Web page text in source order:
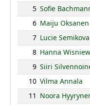
5 Sofie
6 Maiju Oksanen
7 Lucie Semikova
8 Hanna
9 Siiri
10 Vilma Annala
11 Noora